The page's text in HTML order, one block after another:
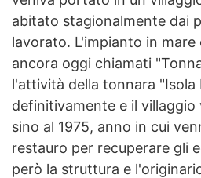
abitato stagionalmente dai
lavorato. L'impianto in
ancora oggi chiamati
l'attività della tonnara "Isola
definitivamente e il
sino al 1975, anno in cui
restauro per recuperare gli
però la struttura e